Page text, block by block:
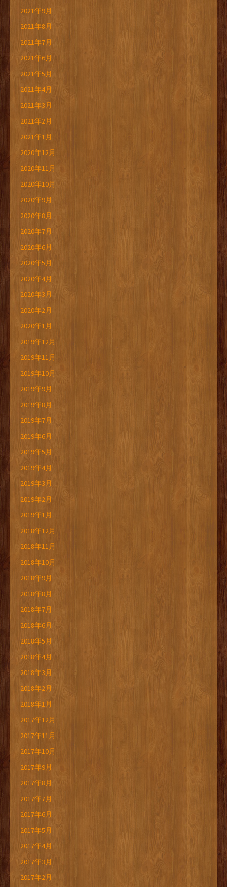
2021年9月
2021年8月
2021年7月
2021年6月
2021年5月
2021年4月
2021年3月
2021年2月
2021年1月
2020年12月
2020年11月
2020年10月
2020年9月
2020年8月
2020年7月
2020年6月
2020年5月
2020年4月
2020年3月
2020年2月
2020年1月
2019年12月
2019年11月
2019年10月
2019年9月
2019年8月
2019年7月
2019年6月
2019年5月
2019年4月
2019年3月
2019年2月
2019年1月
2018年12月
2018年11月
2018年10月
2018年9月
2018年8月
2018年7月
2018年6月
2018年5月
2018年4月
2018年3月
2018年2月
2018年1月
2017年12月
2017年11月
2017年10月
2017年9月
2017年8月
2017年7月
2017年6月
2017年5月
2017年4月
2017年3月
2017年2月